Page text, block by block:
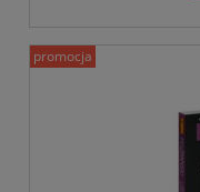
promocja